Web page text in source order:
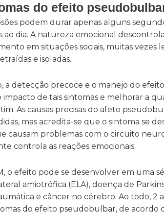
do efeito
podem durar apenas alguns
ao dia. A natureza emocional
em situações sociais, muitas vezes
e isoladas.
a detecção precoce e o manejo do
impacto de tais sintomas e melhorar a
As causas precisas do afeto
mas acredita-se que o sintoma se
causam problemas com o circuito
controla as reações emocionais.
o efeito pode se desenvolver em uma
amiotrófica (ELA), doença de
e câncer no cérebro. Ao todo, 2
do efeito pseudobulbar, de acordo